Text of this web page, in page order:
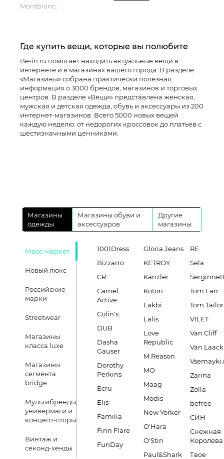
Montblanc:
Где купить вещи, которые вы полюбите
Be-in.ru помогает находить актуальные вещи в
интернете и в магазинах вашего города. В разделе
«Магазины» собрана практически полезная
информация о 3000 брендов, магазинов и торговых
центров. В разделе «Вещи» представлена женская,
мужская и детская одежда, обувь и аксессуары из 200
интернет-магазинов. Всего 5000 новых вещей
каждую неделю: от недорогих кроссовок до платьев с
шестизначными ценниками.
Магазины
одежды
Магазины обуви и
аксессуаров
Другие
магазины
Масс-маркет
Новый люкс
Российские
марки
Streetwear
Магазины
класса luxe
Магазины
сегмента
bridge
Мультибренды,
универмаги и
концепт-сторы
Винтаж и
секонд-хенды
1001Dress
Bizzarro
CR
Camel
Active
Colin's
DUB
Dasha
Gauser
Dorothy
Perkins
Ecru
Elis
Familia
Finn Flare
FunDay
Gloria Jeans
KETROY
Kanzler
Koton
Lakbi
Lalis
Love
Republic
M.Reason
MO
Maag
Modis
New Yorker
O'Hara
O'Stin
Paul&Shark
RE
Sela
Tom Farr
Tom Tailor
VILET
Van Cliff
Van Laack
Zarina
Zolla
befree
СИН
Снежная
Королева
Твое